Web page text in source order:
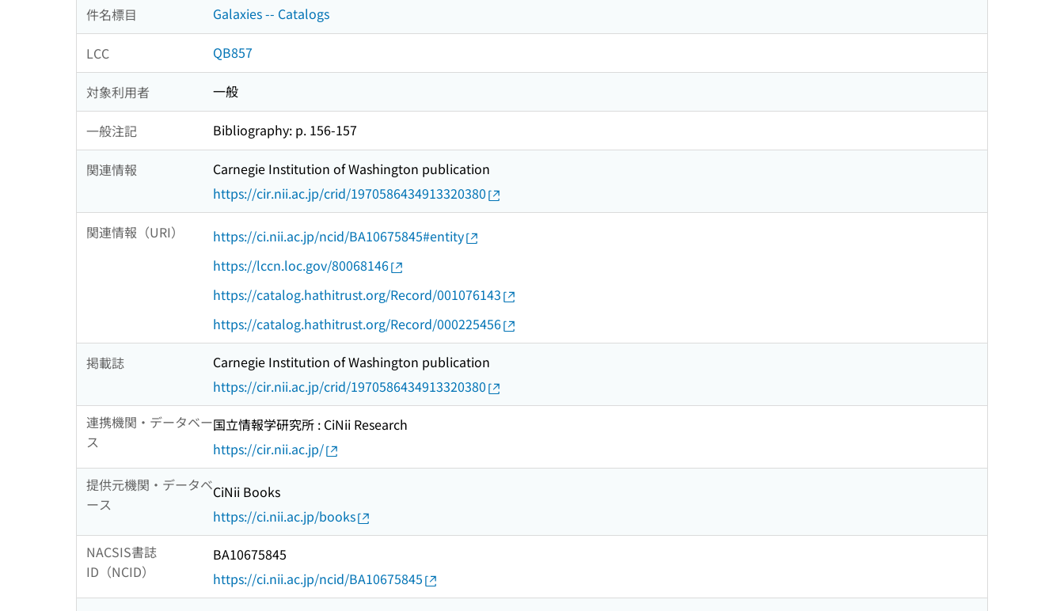
件名標目 Galaxies -- Catalogs
LCC QB857
対象利用者 一般
一般注記 Bibliography: p. 156-157
関連情報
Carnegie Institution of Washington publication
https://cir.nii.ac.jp/crid/1970586434913320380
関連情報（URI）
https://ci.nii.ac.jp/ncid/BA10675845#entity
https://lccn.loc.gov/80068146
https://catalog.hathitrust.org/Record/001076143
https://catalog.hathitrust.org/Record/000225456
掲載誌
Carnegie Institution of Washington publication
https://cir.nii.ac.jp/crid/1970586434913320380
連携機関・データベー
ス
国立情報学研究所 : CiNii Research
https://cir.nii.ac.jp/
提供元機関・データベ
ース
CiNii Books
https://ci.nii.ac.jp/books
NACSIS書誌
ID（NCID）
BA10675845
https://ci.nii.ac.jp/ncid/BA10675845